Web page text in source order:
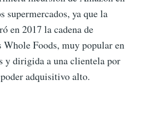
supermercados, ya que la
en 2017 la cadena de
Whole Foods, muy popular en
y dirigida a una clientela por
adquisitivo alto.